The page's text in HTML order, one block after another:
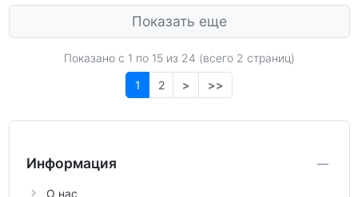
Показать еще
Показано с 1 по 15из 24 (всего 2 страниц)
1
2 > >>
Информация
О нас